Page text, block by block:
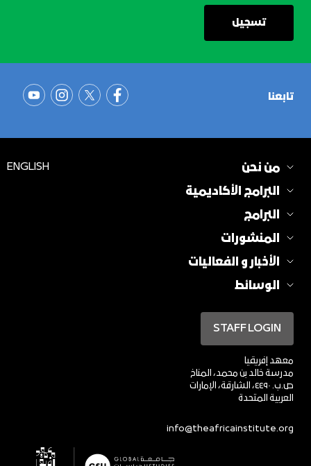
تابعنا
من نحن
البرامج الأكاديمية
البرامج
المنشورات
الأخبار و الفعاليات
الوسائط
معهد إفريقيا
مدرسة خالد بن محمد، المناخ
ص.ب. ٤٤٩٠، الشارقة، الإمارات
العربية المتحدة
info@theafricainstitute.org
STAFF LOGIN
ENGLISH